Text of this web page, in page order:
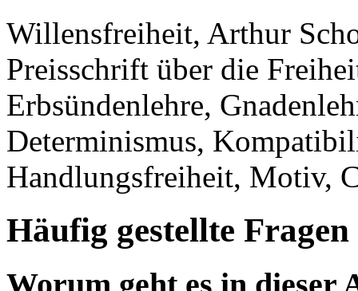
Willensfreiheit, Arthur
Preisschrift über die
Erbsündenlehre,
Determinismus,
Handlungsfreiheit, Motiv,
Häufig gestellte Fragen